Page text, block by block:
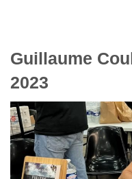
Guillaume
2023